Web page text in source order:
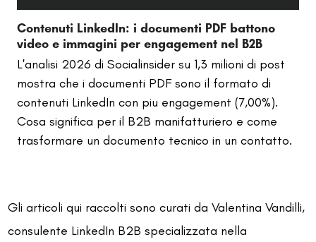
Contenuti LinkedIn: i documenti PDF battono
video e immagini per engagement nel B2B
L'analisi 2026 di Socialinsider su 1,3 milioni di post
mostra che i documenti PDF sono il formato di
contenuti LinkedIn con piu engagement (7,00%).
Cosa significa per il B2B manifatturiero e come
trasformare un documento tecnico in un contatto.
Gli articoli qui raccolti sono curati da Valentina Vandilli,
consulente LinkedIn B2B specializzata nella